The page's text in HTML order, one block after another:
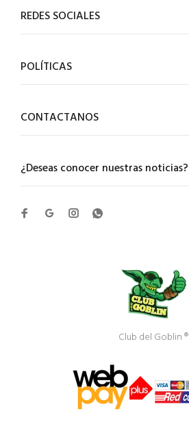
¿Deseas conocer nuestras noticias?
REDES SOCIALES
POLÍTICAS
CONTACTANOS
Club del Goblin ®